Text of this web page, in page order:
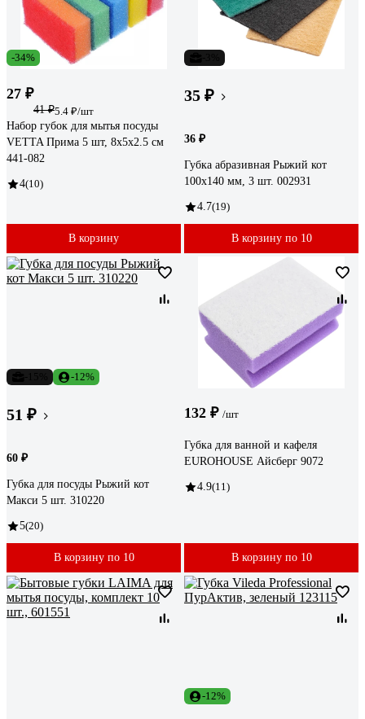
-34%
27 ₽
41 ₽5.4 ₽/шт
Набор губок для мытья посуды
VETTA Прима 5 шт, 8x5х2.5 см
441-082
4(10)
В корзину
35 ₽
36 ₽
Губка абразивная Рыжий кот
100х140 мм, 3 шт. 002931
4.7(19)
В корзину по 10
-12%
51 ₽
60 ₽
Губка для посуды Рыжий кот
Макси 5 шт. 310220
5(20)
В корзину по 10
132 ₽ /шт
Губка для ванной и кафеля
EUROHOUSE Айсберг 9072
4.9(11)
В корзину по 10
-12%